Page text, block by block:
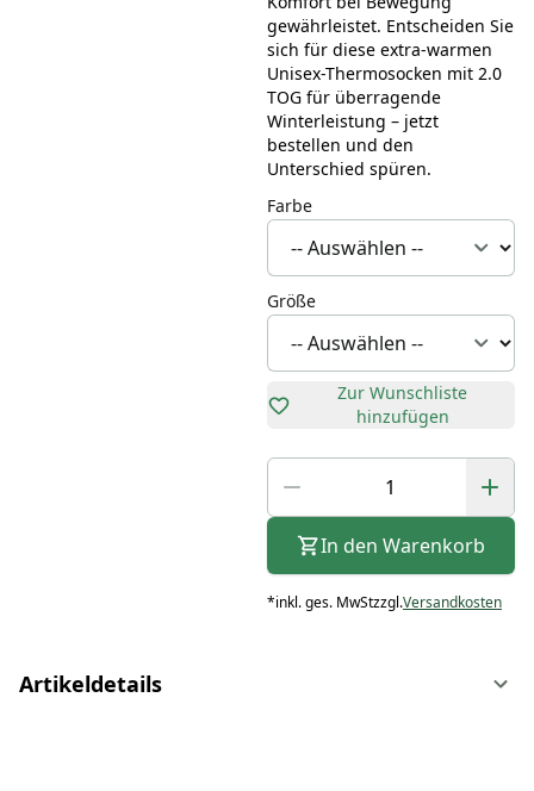
gewährleistet. Entscheiden Sie
sich für diese extra-warmen
Unisex-Thermosocken mit 2.0
TOG für überragende
Winterleistung – jetzt
bestellen und den
Unterschied spüren.
Farbe
Größe
Zur Wunschliste
hinzufügen
In den Warenkorb
*inkl. ges. MwStzzgl.Versandkosten
Artikeldetails